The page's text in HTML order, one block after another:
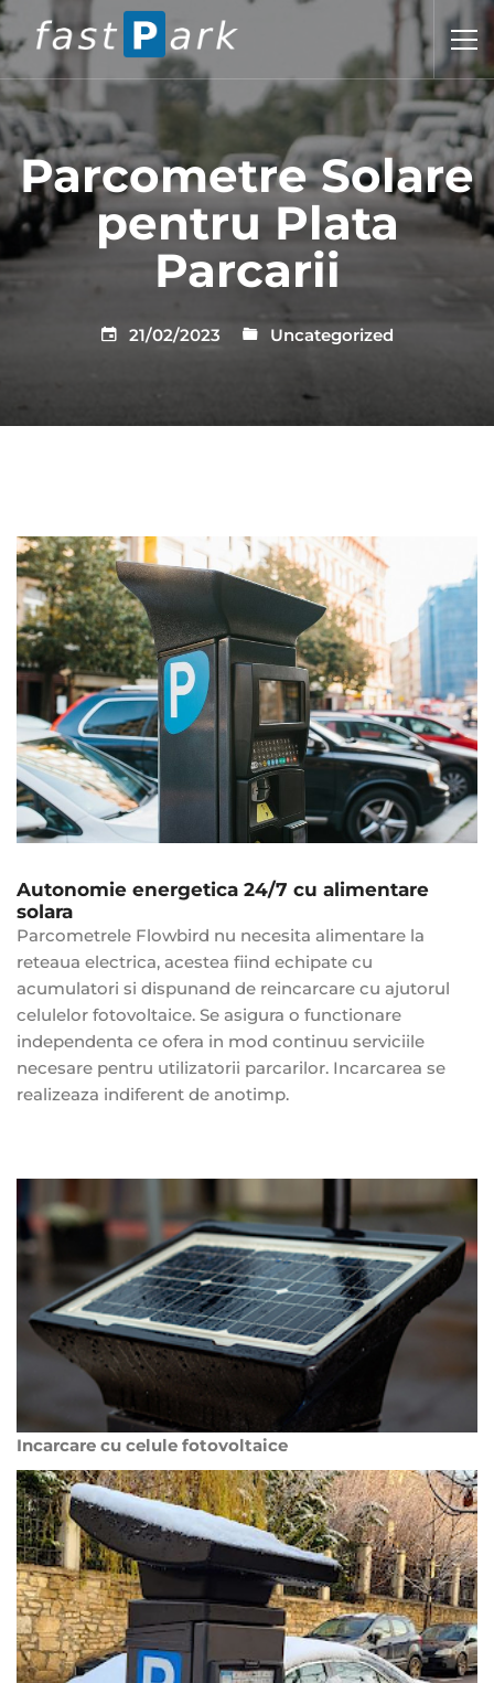
Parcometre Solare
pentru Plata
Parcarii
21/02/2023 Uncategorized
Autonomie energetica 24/7 cu alimentare
solara
Parcometrele Flowbird nu necesita alimentare la
reteaua electrica, acestea fiind echipate cu
acumulatori si dispunand de reincarcare cu ajutorul
celulelor fotovoltaice. Se asigura o functionare
independenta ce ofera in mod continuu serviciile
necesare pentru utilizatorii parcarilor. Incarcarea se
realizeaza indiferent de anotimp.
Incarcare cu celule fotovoltaice